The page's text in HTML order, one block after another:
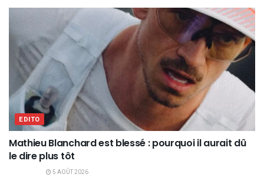
EDITO
Mathieu Blanchard est blessé : pourquoi il aurait dû
le dire plus tôt
5 AOÛT 2026